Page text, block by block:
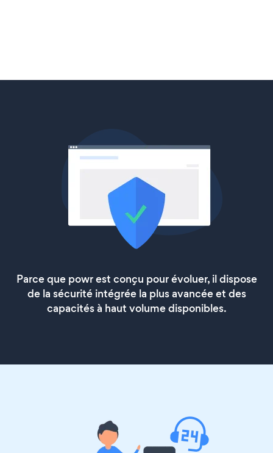
Parce que powr est conçu pour évoluer, il dispose
de la sécurité intégrée la plus avancée et des
capacités à haut volume disponibles.